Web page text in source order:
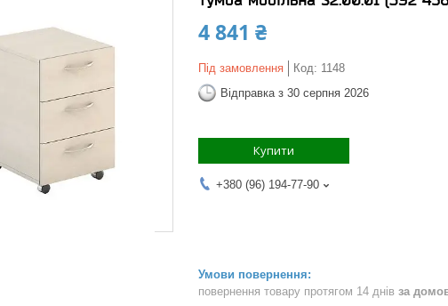
4 841 ₴
Під замовлення Код: 1148
Відправка з 30 серпня 2026
Купити
+380 (96) 194-77-90
повернення товару протягом 14 днів за